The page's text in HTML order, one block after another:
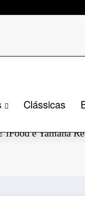
Clássicas
iFood e Yamaha